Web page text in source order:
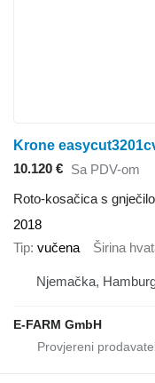
Krone
10.120 € Sa PDV-om
Roto-kosačica s
2018
Tip vučena Širina
Njemačka,
E-FARM GmbH